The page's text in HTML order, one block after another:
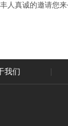
真诚的邀请您
我们